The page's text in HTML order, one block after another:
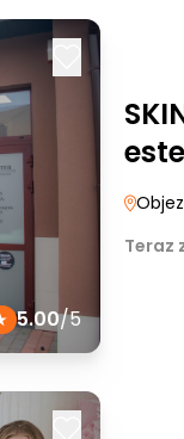
5.00/5
Teraz